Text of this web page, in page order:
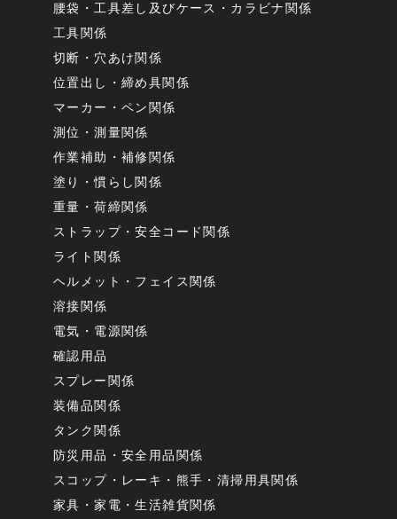
腰袋・工具差し及びケース・カラビナ関係
工具関係
切断・穴あけ関係
位置出し・締め具関係
マーカー・ペン関係
測位・測量関係
作業補助・補修関係
塗り・慣らし関係
重量・荷締関係
ストラップ・安全コード関係
ライト関係
ヘルメット・フェイス関係
溶接関係
電気・電源関係
確認用品
スプレー関係
装備品関係
タンク関係
防災用品・安全用品関係
スコップ・レーキ・熊手・清掃用具関係
家具・家電・生活雑貨関係